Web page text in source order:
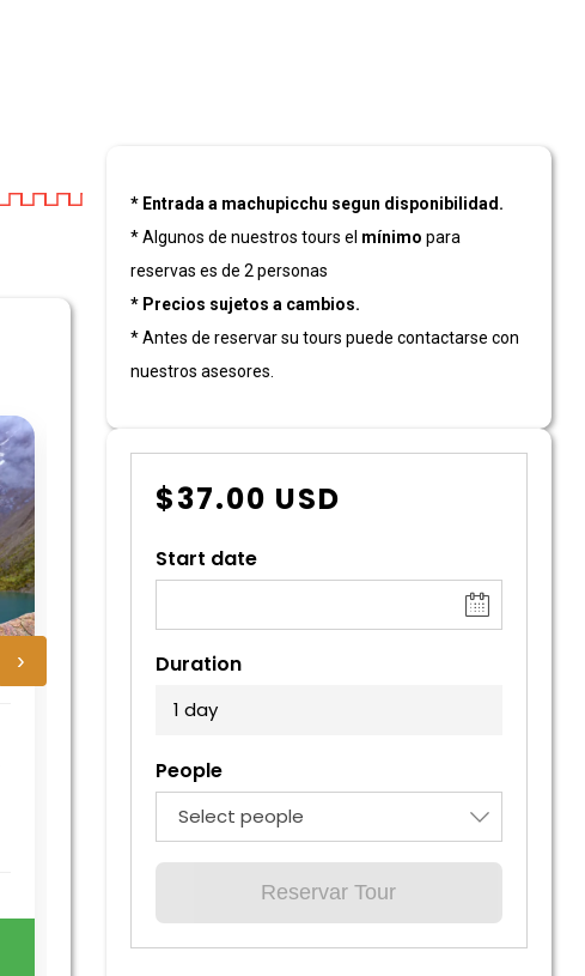
USD 960.00
Triple
USD 680.00
Xima Cusco
›
* Entrada a machupicchu segun disponibilidad.
* Algunos de nuestros tours el mínimo para
reservas es de 2 personas
* Precios sujetos a cambios.
* Antes de reservar su tours puede contactarse con
nuestros asesores.
$37.00 USD
Start date
Duration
1 day
People
Select people
Reservar Tour